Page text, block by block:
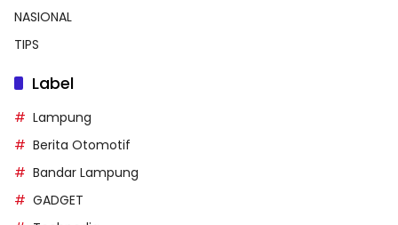
NASIONAL
TIPS
Label
Lampung
Berita Otomotif
Bandar Lampung
GADGET